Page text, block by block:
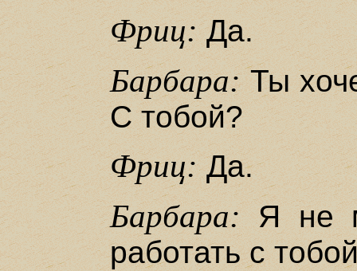
Фриц:Да.
Барбара:Ты
С тобой?
Фриц:Да.
Барбара:Я не
работать с